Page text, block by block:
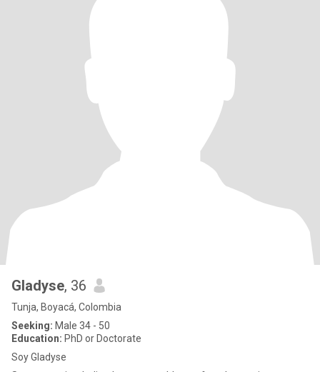
Gladyse, 36
Tunja, Boyacá, Colombia
Seeking: Male 34 - 50
Education: PhD or Doctorate
Soy Gladyse